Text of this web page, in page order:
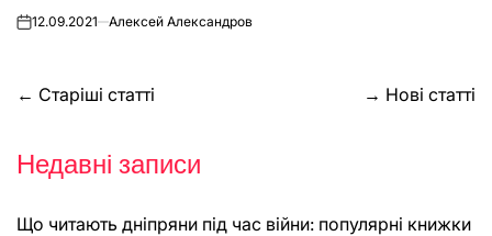
on12.09.2021 Алексей Александров
Навігація
за
записами
← Старіші статті → Нові статті
Недавні записи
Що читають дніпряни під час війни: популярні книжки